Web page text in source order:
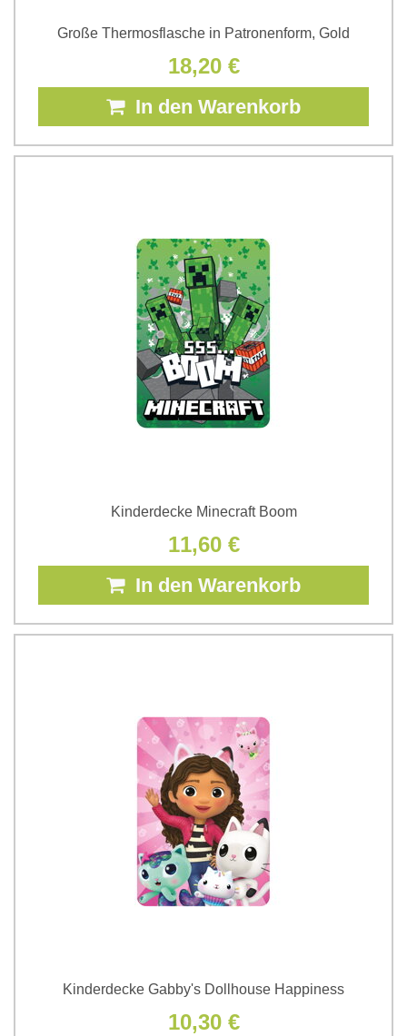
Große Thermosflasche in Patronenform, Gold
18,20 €
In den Warenkorb
Kinderdecke Minecraft Boom
11,60 €
In den Warenkorb
Kinderdecke Gabby's Dollhouse Happiness
10,30 €